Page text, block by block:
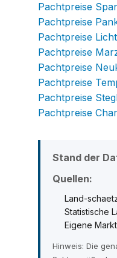
Pachtpreise
Pachtpreise
Pachtpreise
Pachtpreise
Pachtpreise
Pachtpreise
Pachtpreise
Pachtpreise
Stand der
Quellen:
Land-
Statistische
Eigene
Hinweis: Die